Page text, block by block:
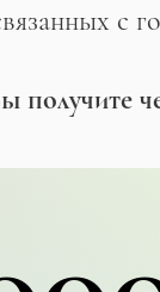
с
получите